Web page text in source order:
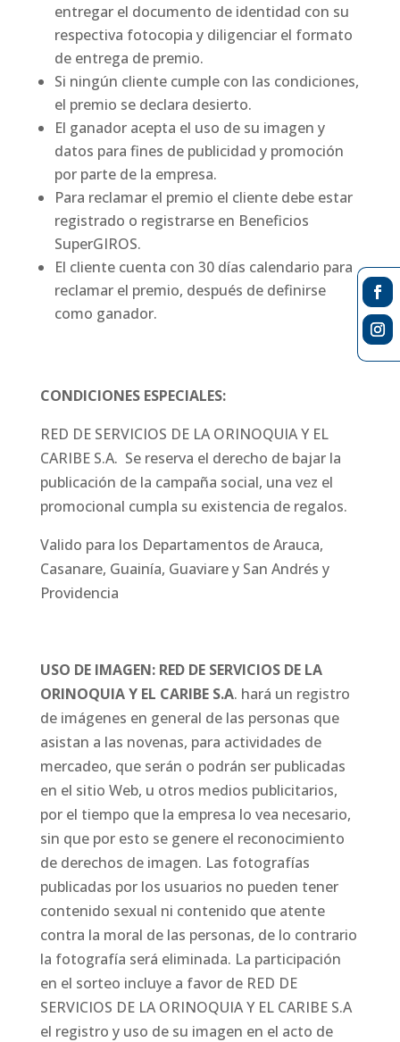
entregar el documento de identidad con su
respectiva fotocopia y diligenciar el formato
de entrega de premio.
Si ningún cliente cumple con las condiciones,
el premio se declara desierto.
El ganador acepta el uso de su imagen y
datos para fines de publicidad y promoción
por parte de la empresa.
Para reclamar el premio el cliente debe estar
registrado o registrarse en Beneficios
SuperGIROS.
El cliente cuenta con 30 días calendario para
reclamar el premio, después de definirse
como ganador.
CONDICIONES ESPECIALES:
RED DE SERVICIOS DE LA ORINOQUIA Y EL
CARIBE S.A. Se reserva el derecho de bajar la
publicación de la campaña social, una vez el
promocional cumpla su existencia de regalos.
Valido para los Departamentos de Arauca,
Casanare, Guainía, Guaviare y San Andrés y
Providencia
USO DE IMAGEN: RED DE SERVICIOS DE LA
ORINOQUIA Y EL CARIBE S.A. hará un registro
de imágenes en general de las personas que
asistan a las novenas, para actividades de
mercadeo, que serán o podrán ser publicadas
en el sitio Web, u otros medios publicitarios,
por el tiempo que la empresa lo vea necesario,
sin que por esto se genere el reconocimiento
de derechos de imagen. Las fotografías
publicadas por los usuarios no pueden tener
contenido sexual ni contenido que atente
contra la moral de las personas, de lo contrario
la fotografía será eliminada. La participación
en el sorteo incluye a favor de RED DE
SERVICIOS DE LA ORINOQUIA Y EL CARIBE S.A
el registro y uso de su imagen en el acto de